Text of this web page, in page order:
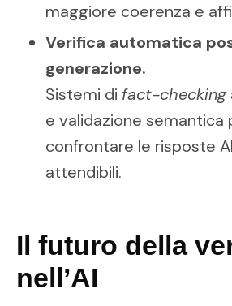
maggiore coerenza e
Verifica automatica
generazione.
Sistemi di fact-checking
e validazione semantica
confrontare le risposte
attendibili.
Il futuro della
nell’AI